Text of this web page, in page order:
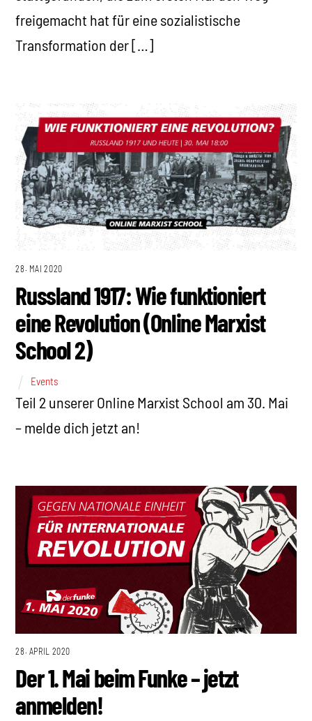
freigemacht hat für eine sozialistische
Transformation der […]
28. MAI 2020
Russland 1917: Wie funktioniert
eine Revolution (Online Marxist
School 2)
Events
Teil 2 unserer Online Marxist School am 30. Mai
– melde dich jetzt an!
28. APRIL 2020
Der 1. Mai beim Funke – jetzt
anmelden!